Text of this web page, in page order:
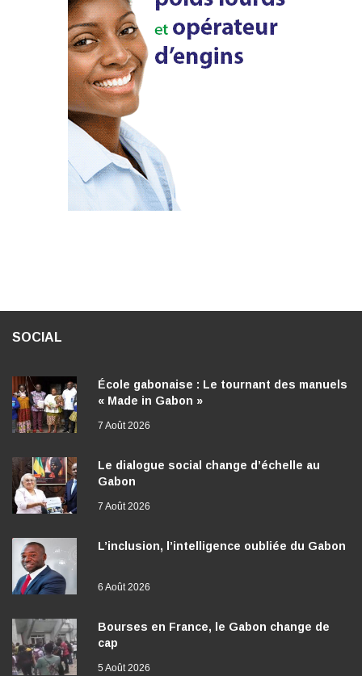
SOCIAL
École gabonaise : Le tournant des manuels
« Made in Gabon »
7 Août 2026
Le dialogue social change d’échelle au
Gabon
7 Août 2026
L’inclusion, l’intelligence oubliée du Gabon
6 Août 2026
Bourses en France, le Gabon change de
cap
5 Août 2026